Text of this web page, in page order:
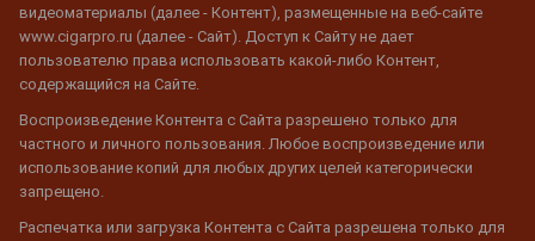
видеоматериалы (далее - Контент), размещенные на веб-сайте
www.cigarpro.ru (далее - Сайт). Доступ к Сайту не дает
пользователю права использовать какой-либо Контент,
содержащийся на Сайте.
Воспроизведение Контента с Сайта разрешено только для
частного и личного пользования. Любое воспроизведение или
использование копий для любых других целей категорически
запрещено.
Распечатка или загрузка Контента с Сайта разрешена только для